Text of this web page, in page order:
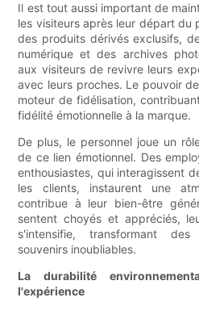
Il est tout aussi important de
les visiteurs après leur départ du
des produits dérivés exclusifs,
numérique et des archives
aux visiteurs de revivre leurs
avec leurs proches. Le pouvoir
moteur de fidélisation,
fidélité émotionnelle à la marque.
De plus, le personnel joue un
de ce lien émotionnel. Des
enthousiastes, qui interagissent
les clients, instaurent une
contribue à leur bien-être
sentent choyés et appréciés,
s'intensifie, transformant
souvenirs inoubliables.
La durabilité
l'expérience